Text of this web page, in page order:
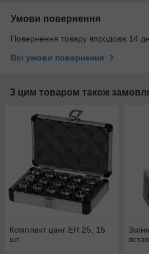
Умови повернення
Повернення товару впродовж 14
Всі умови повернення
З цим товаром також
Комплект цанг ER 25, 15
шт.